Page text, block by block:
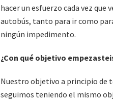
hacer un esfuerzo cada vez que
autobús, tanto para ir como
ningún impedimento.
¿Con qué objetivo
Nuestro objetivo a principio de
seguimos teniendo el mismo